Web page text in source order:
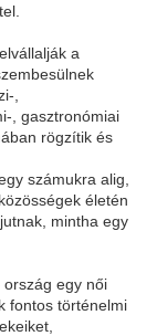
a
,
, gasztronómiai
rögzítik és
számukra alig,
életén
mintha egy
ország egy női
fontos történelmi